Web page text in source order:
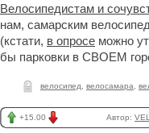
Велосипедистам и
нам, самарским
(кстати, в опросе можно
бы парковки в СВОЕМ
велосипед велосамара
+15.00 Автор: